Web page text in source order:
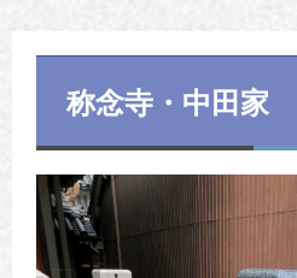
称念寺・中田家